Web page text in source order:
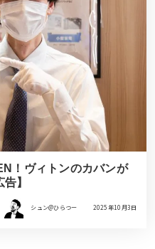
！ヴィトンのカバンが
】
シュン@ひらつー 2025年10月3日